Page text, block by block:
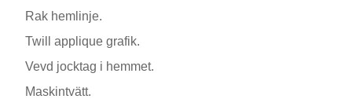
Rak hemlinje.
Twill applique grafik.
Vevd jocktag i hemmet.
Maskintvätt.